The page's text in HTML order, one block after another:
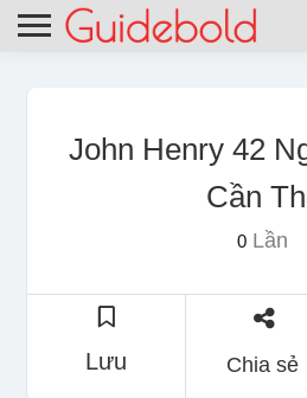
John Henry 42
Cần
0Lần
Lưu Chia sẻ